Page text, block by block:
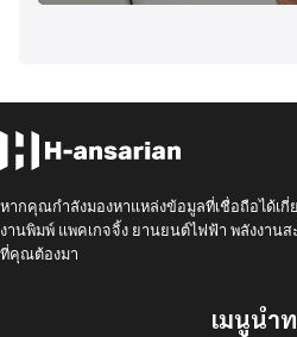
หากคุณกำลังมองหาแหล่งข้อมูลที่เชื่อถือได้เ
งานพิมพ์ แพคเกจจิ้ง ยานยนต์ไฟฟ้า พลังงาน
ที่คุณต้องมา
เมนูนำ